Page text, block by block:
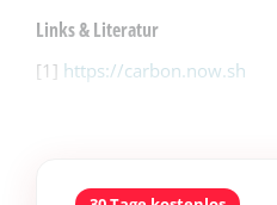
Links & Literatur
[1] https://carbon.now.sh